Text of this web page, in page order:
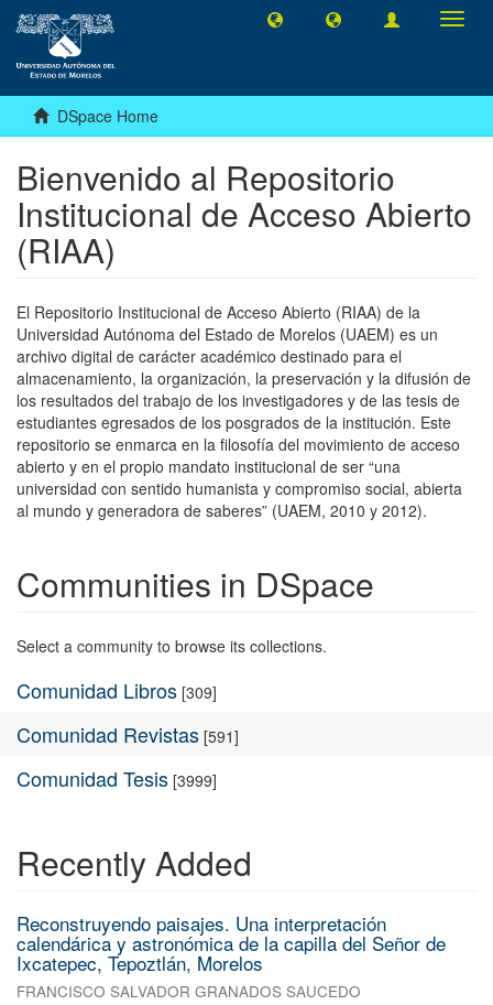
DSpace Home
Bienvenido al Repositorio
Institucional de Acceso Abierto
(RIAA)
El Repositorio Institucional de Acceso Abierto (RIAA) de la
Universidad Autónoma del Estado de Morelos (UAEM) es un
archivo digital de carácter académico destinado para el
almacenamiento, la organización, la preservación y la difusión de
los resultados del trabajo de los investigadores y de las tesis de
estudiantes egresados de los posgrados de la institución. Este
repositorio se enmarca en la filosofía del movimiento de acceso
abierto y en el propio mandato institucional de ser “una
universidad con sentido humanista y compromiso social, abierta
al mundo y generadora de saberes” (UAEM, 2010 y 2012).
Communities in DSpace
Select a community to browse its collections.
Comunidad Libros [309]
Comunidad Revistas [591]
Comunidad Tesis [3999]
Recently Added
Reconstruyendo paisajes. Una interpretación
calendárica y astronómica de la capilla del Señor de
Ixcatepec, Tepoztlán, Morelos
FRANCISCO SALVADOR GRANADOS SAUCEDO